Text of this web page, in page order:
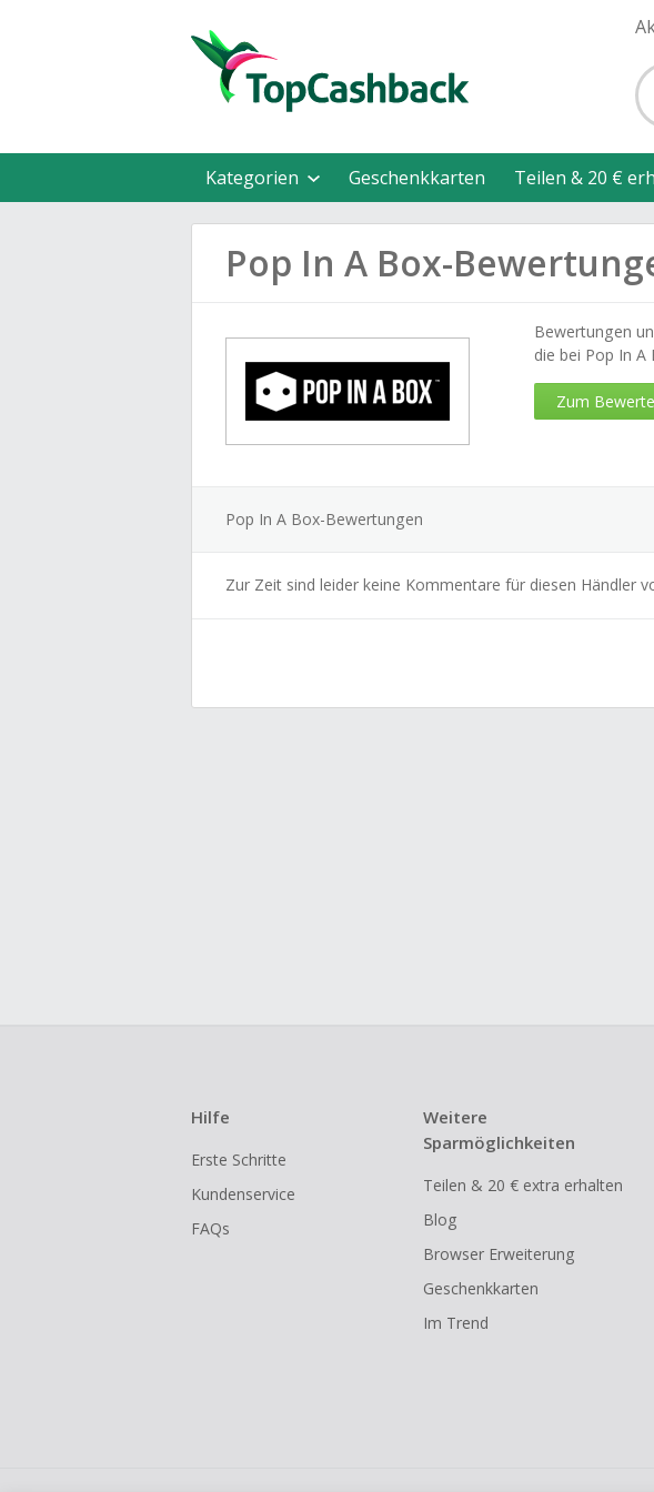
Kategorien Geschenkkarten Teilen & 20 €
Pop In A Box-
Bewertungen
die bei Pop In
Zum
Pop In A Box-Bewertungen
Zur Zeit sind leider keine Kommentare für diesen Händler
Hilfe
Erste Schritte
Kundenservice
FAQs
Weitere
Sparmöglichkeiten
Teilen & 20 € extra erhalten
Blog
Browser Erweiterung
Geschenkkarten
Im Trend